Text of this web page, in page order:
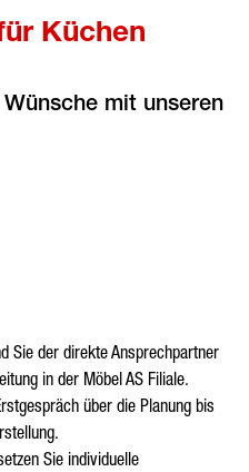
Küchen
mit unseren
Sie der direkte Ansprechpartner
in der Möbel AS Filiale.
über die Planung bis
Sie individuelle